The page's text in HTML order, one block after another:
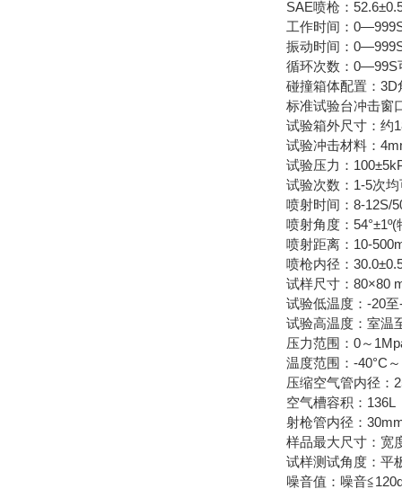
SAE喷枪：
工作时间：
振动时间：
循环次数：0—99S
碰撞箱体配置：
标准试验台冲击窗
试验箱外尺寸：约
试验冲击材料：
试验压力：
试验次数：1-5次均
喷射时间：8-12S/
喷射角度：54°±1º(
喷射距离：10-
喷枪内径：
试样尺寸：80×80
试验低温度：-20
试验高温度：室温
压力范围：0～
温度范围：-40°C
压缩空气管内径：
空气槽容积：136L
射枪管内径：
样品最大尺寸：宽
试样测试角度：平
噪音值：噪音